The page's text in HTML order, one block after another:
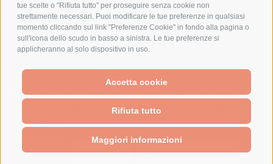
tue scelte o "Rifiuta tutto" per proseguire senza cookie non
strettamente necessari. Puoi modificare le tue preferenze in qualsiasi
momento cliccando sul link "Preferenze Cookie" in fondo alla pagina o
sull'icona dello scudo in basso a sinistra. Le tue preferenze si
applicheranno al solo dispositivo in uso.
Accetta cookie
Rifiuta tutto
Maggiori informazioni
Bonifico
Bancario
SPESA ELETTRICA SOCIETA CONSORTILE A RESPONSABILITA LIMITATA - VIALE
MILANOFIORI, STRADA 4 - PALAZZO A5 20057, ASSAGO MILANO - PARTITA IVA
Powered byBigCommerce
Created byLone Star Templates
© 2026 Spesa Elettrica
We use cookies (and other similar technologies) to collect data
to improve your shopping experience.
By using our website,
you're agreeing to the collection of data as described in our
Privacy Policy.
Settings Reject all Accept All Cookies